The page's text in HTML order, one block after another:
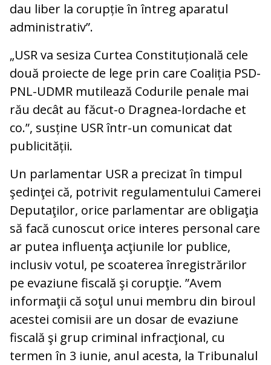
dau liber la corupție în întreg aparatul
administrativ”.
„USR va sesiza Curtea Constituțională cele
două proiecte de lege prin care Coaliția PSD-
PNL-UDMR mutilează Codurile penale mai
rău decât au făcut-o Dragnea-Iordache et
co.”, susține USR într-un comunicat dat
publicității.
Un parlamentar USR a precizat în timpul
şedinţei că, potrivit regulamentului Camerei
Deputaţilor, orice parlamentar are obligaţia
să facă cunoscut orice interes personal care
ar putea influenţa acţiunile lor publice,
inclusiv votul, pe scoaterea înregistrărilor
pe evaziune fiscală şi corupţie. ”Avem
informaţii că soţul unui membru din biroul
acestei comisii are un dosar de evaziune
fiscală şi grup criminal infracţional, cu
termen în 3 iunie, anul acesta, la Tribunalul